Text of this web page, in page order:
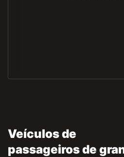
Veículos de
passageiros de